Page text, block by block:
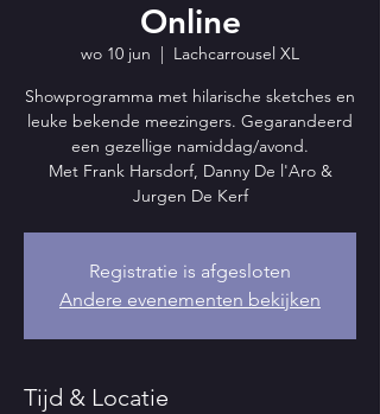
Online
wo 10 jun
  |
Lachcarrousel XL
Showprogramma met hilarische sketches en
leuke bekende meezingers. Gegarandeerd
een gezellige namiddag/avond.
Met Frank Harsdorf, Danny De l'Aro &
Jurgen De Kerf
Registratie is afgesloten
Andere evenementen bekijken
Tijd & Locatie